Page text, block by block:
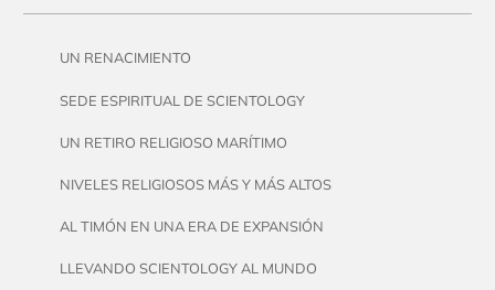
UN RENACIMIENTO
SEDE ESPIRITUAL DE SCIENTOLOGY
UN RETIRO RELIGIOSO MARÍTIMO
NIVELES RELIGIOSOS MÁS Y MÁS ALTOS
AL TIMÓN EN UNA ERA DE EXPANSIÓN
LLEVANDO SCIENTOLOGY AL MUNDO